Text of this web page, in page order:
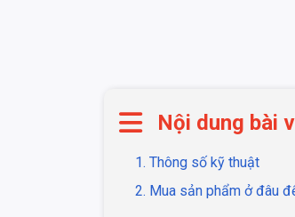
Nội dung bài
1. Thông số kỹ thuật
2. Mua sản phẩm ở đâu